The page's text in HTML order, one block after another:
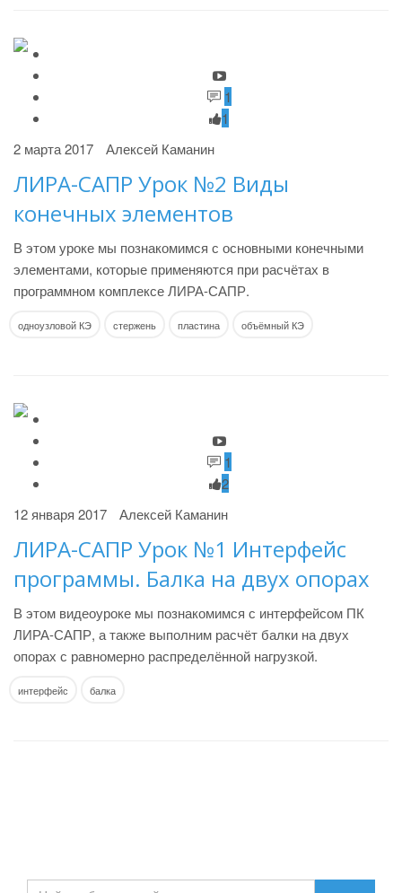
1
1
2 марта 2017
Алексей Каманин
ЛИРА-САПР Урок №2 Виды
конечных элементов
В этом уроке мы познакомимся с основными конечными
элементами, которые применяются при расчётах в
программном комплексе ЛИРА-САПР.
одноузловой КЭ стержень пластина объёмный КЭ
1
2
12 января 2017
Алексей Каманин
ЛИРА-САПР Урок №1 Интерфейс
программы. Балка на двух опорах
В этом видеоуроке мы познакомимся с интерфейсом ПК
ЛИРА-САПР, а также выполним расчёт балки на двух
опорах с равномерно распределённой нагрузкой.
интерфейс балка